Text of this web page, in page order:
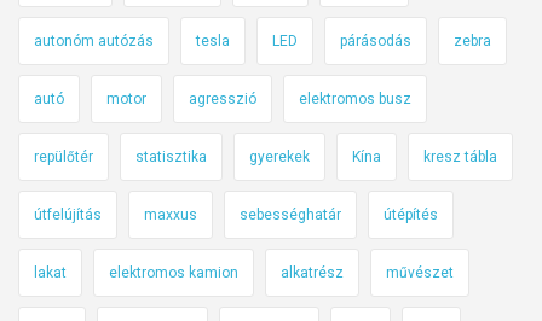
autonóm autózás tesla LED párásodás zebra
autó motor agresszió elektromos busz
repülőtér statisztika gyerekek Kína kresz tábla
útfelújítás maxxus sebességhatár útépítés
lakat elektromos kamion alkatrész művészet